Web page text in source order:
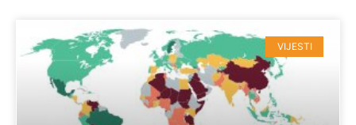
VIJESTI